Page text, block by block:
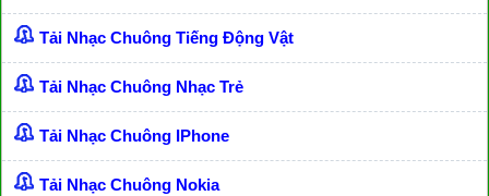
Tải Nhạc Chuông Tiếng Động Vật
Tải Nhạc Chuông Nhạc Trẻ
Tải Nhạc Chuông IPhone
Tải Nhạc Chuông Nokia